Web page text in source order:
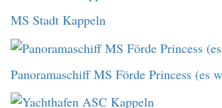
MS Stadt Kappeln
Panoramaschiff MS Förde Princess (es